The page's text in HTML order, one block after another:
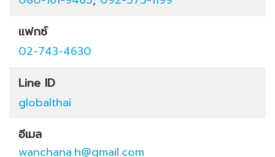
แฟกซ์
02-743-4630
Line ID
globalthai
อีเมล
wanchana.h@gmail.com